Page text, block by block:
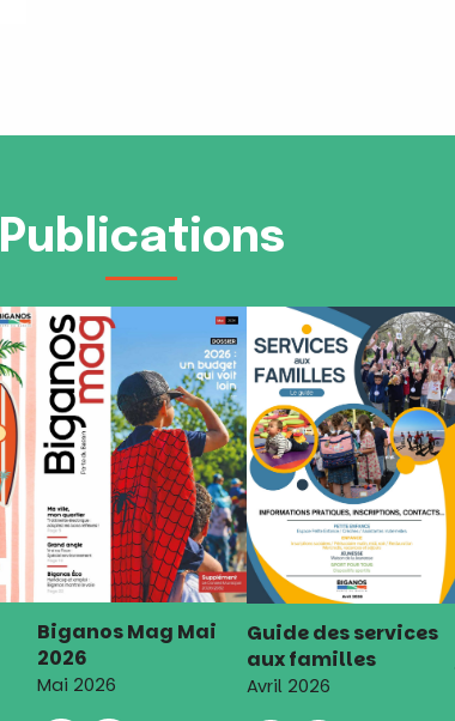
Publications
Biganos Mag Mai
2026
Mai 2026
Guide des services
aux familles
Avril 2026